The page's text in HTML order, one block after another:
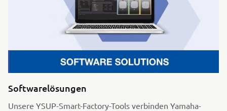
Softwarelösungen
Unsere YSUP-Smart-Factory-Tools verbinden Yamaha-